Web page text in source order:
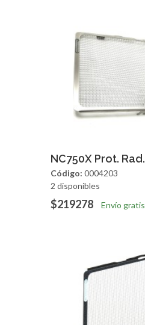
Agregar
NC750X Prot.
Código: 0004203
2 disponibles
$219278 Envío gratis